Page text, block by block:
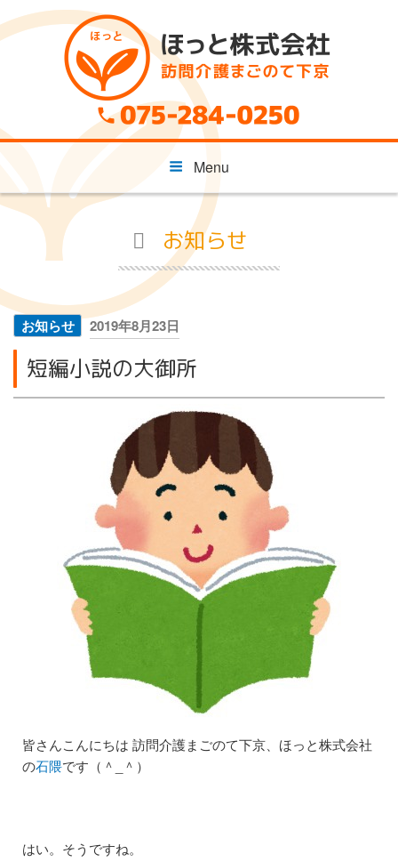
ス
プ
Menu
お知らせ
お知らせ
投
稿
日:
2019年8月23日
短編小説の大御所
皆さんこんにちは 訪問介護まごのて下京、ほっと株式会社
の石隈です（＾_＾）
はい。そうですね。